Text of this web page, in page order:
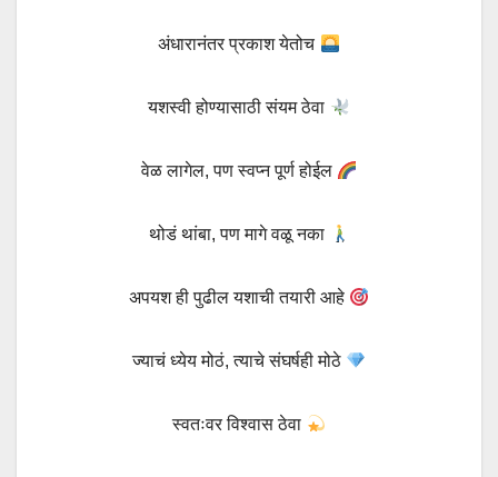
अंधारानंतर प्रकाश येतोच
यशस्वी होण्यासाठी संयम ठेवा
वेळ लागेल, पण स्वप्न पूर्ण होईल
थोडं थांबा, पण मागे वळू नका
अपयश ही पुढील यशाची तयारी आहे
ज्याचं ध्येय मोठं, त्याचे संघर्षही मोठे
स्वतःवर विश्वास ठेवा